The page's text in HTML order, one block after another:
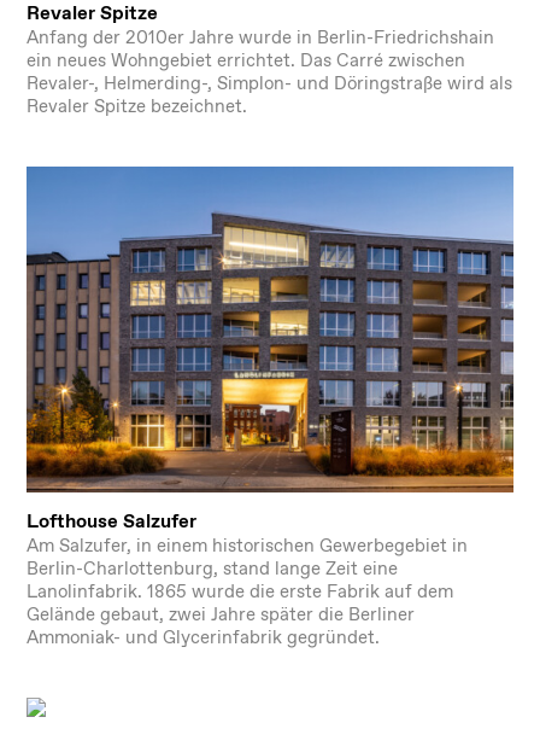
Revaler Spitze
Anfang der 2010er Jahre wurde in Berlin-Friedrichshain
ein neues Wohngebiet errichtet. Das Carré zwischen
Revaler-, Helmerding-, Simplon- und Döringstraße wird als
Revaler Spitze bezeichnet.
Lofthouse Salzufer
Am Salzufer, in einem historischen Gewerbegebiet in
Berlin-Charlottenburg, stand lange Zeit eine
Lanolinfabrik. 1865 wurde die erste Fabrik auf dem
Gelände gebaut, zwei Jahre später die Berliner
Ammoniak- und Glycerinfabrik gegründet.